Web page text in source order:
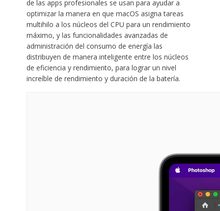
de las apps profesionales se usan para ayudar a
optimizar la manera en que macOS asigna tareas
multihilo a los núcleos del CPU para un rendimiento
máximo, y las funcionalidades avanzadas de
administración del consumo de energía las
distribuyen de manera inteligente entre los núcleos
de eficiencia y rendimiento, para lograr un nivel
increíble de rendimiento y duración de la batería.